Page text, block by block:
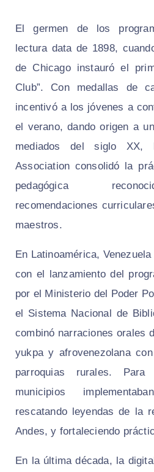
El germen de los
lectura data de 1898,
de Chicago instauró el
Club”. Con medallas de
incentivó a los jóvenes a
el verano, dando origen a
mediados del siglo XX,
Association consolidó la
pedagógica
recomendaciones
maestros.
En Latinoamérica,
con el lanzamiento del
por el Ministerio del Poder
el Sistema Nacional de
combinó narraciones orales
yukpa y afrovenezolana
parroquias rurales.
municipios
rescatando leyendas de la
Andes, y fortaleciendo
En la última década, la